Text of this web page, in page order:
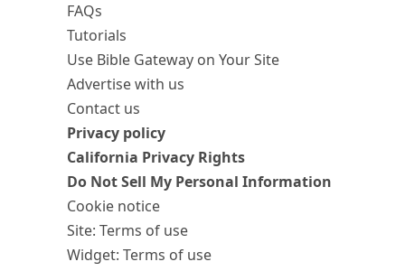
FAQs
Tutorials
Use Bible Gateway on Your Site
Advertise with us
Contact us
Privacy policy
California Privacy Rights
Do Not Sell My Personal Information
Cookie notice
Site: Terms of use
Widget: Terms of use